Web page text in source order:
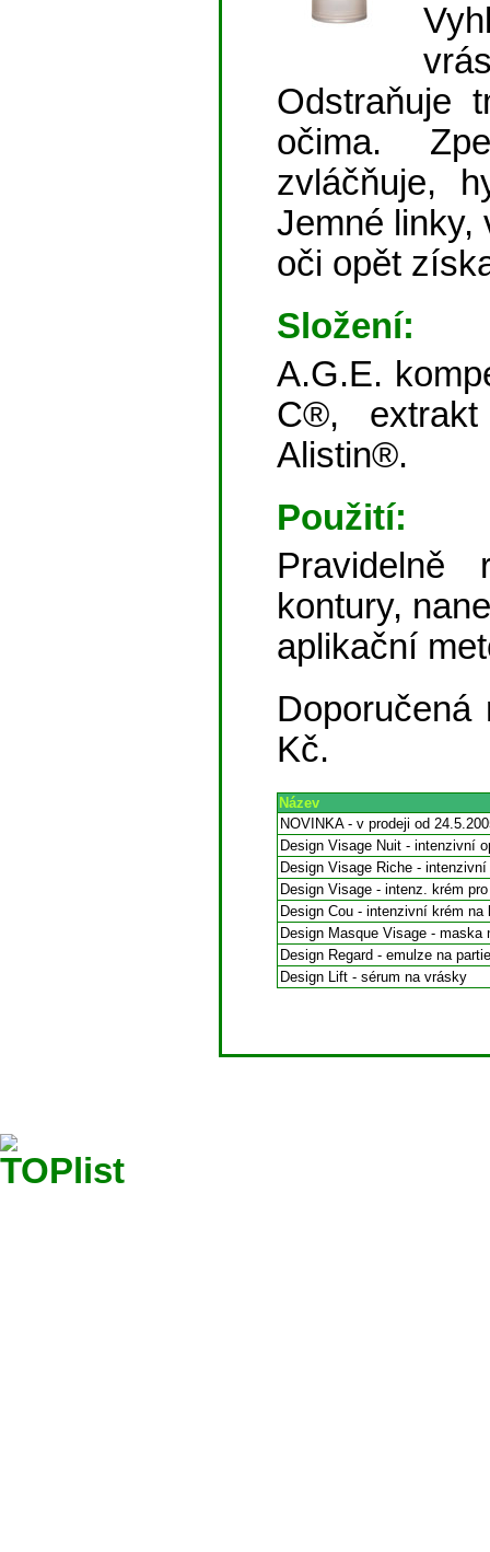
Odstraňuje
očima.
zvláčňuje,
Jemné linky,
oči opět
Složení:
A.G.E.
C®, extrakt
Alistin®.
Použití:
kontury,
aplikační
Doporučená
Kč.
Název
NOVINKA - v prodeji od
Design Visage Nuit - intenzivní
Design Visage Riche -
Design Visage - intenz. krém
Design Cou - intenzivní krém na
Design Masque Visage - maska
Design Regard - emulze na
Design Lift - sérum na vrásky